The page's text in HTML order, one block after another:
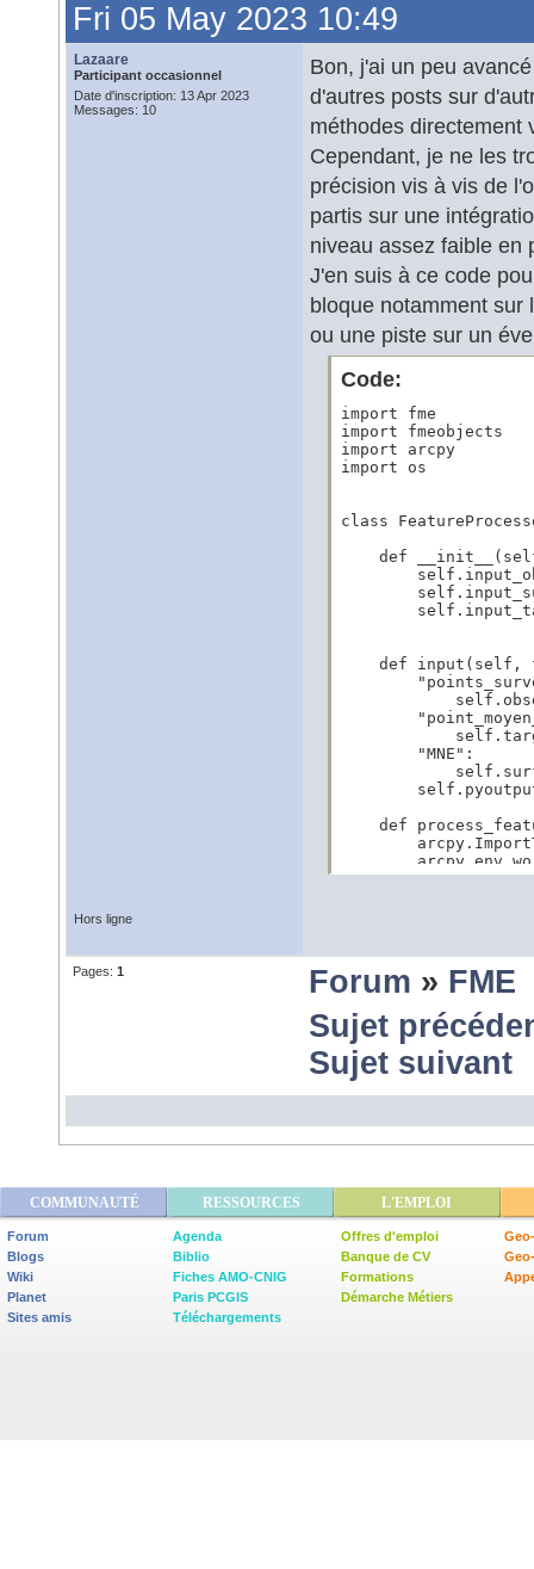
Fri 05 May 2023 10:49
Lazaare
Participant occasionnel
Date d'inscription: 13 Apr 2023
Messages: 10
Bon, j'ai un peu
d'autres posts sur
méthodes directement
Cependant, je ne les
précision vis à vis de
partis sur une
niveau assez faible en
J'en suis à ce code
bloque notamment sur
ou une piste sur un
Code:
import fme
import fmeobjects
import arcpy
import os
class
def
def input(self,
        "MNE":
def
from
        """
Hors ligne
Pages: 1 Forum » FME
Sujet
Sujet suivant
COMMUNAUTÉ RESSOURCES L'EMPLOI
Forum
Blogs
Wiki
Planet
Sites amis
Agenda
Biblio
Fiches AMO-CNIG
Paris PCGIS
Téléchargements
Offres d'emploi
Banque de CV
Formations
Démarche Métiers